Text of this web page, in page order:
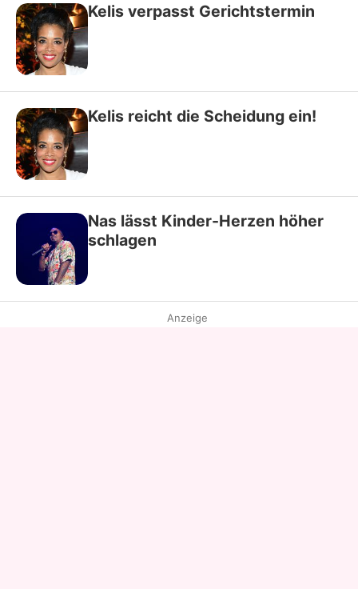
Kelis verpasst Gerichtstermin
Kelis reicht die Scheidung ein!
Nas lässt Kinder-Herzen höher
schlagen
Anzeige